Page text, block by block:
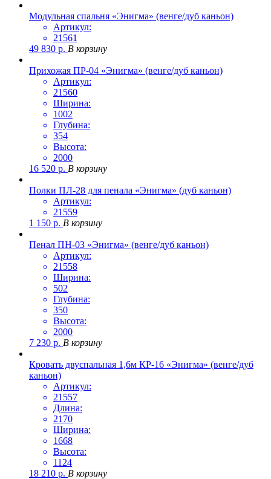
Модульная спальня «Энигма» (венге/дуб каньон)
Артикул:
21561
49 830 р. В корзину
Прихожая ПР-04 «Энигма» (венге/дуб каньон)
Артикул:
21560
Ширина:
1002
Глубина:
354
Высота:
2000
16 520 р. В корзину
Полки ПЛ-28 для пенала «Энигма» (дуб каньон)
Артикул:
21559
1 150 р. В корзину
Пенал ПН-03 «Энигма» (венге/дуб каньон)
Артикул:
21558
Ширина:
502
Глубина:
350
Высота:
2000
7 230 р. В корзину
Кровать двуспальная 1,6м КР-16 «Энигма» (венге/дуб
каньон)
Артикул:
21557
Длина:
2170
Ширина:
1668
Высота:
1124
18 210 р. В корзину